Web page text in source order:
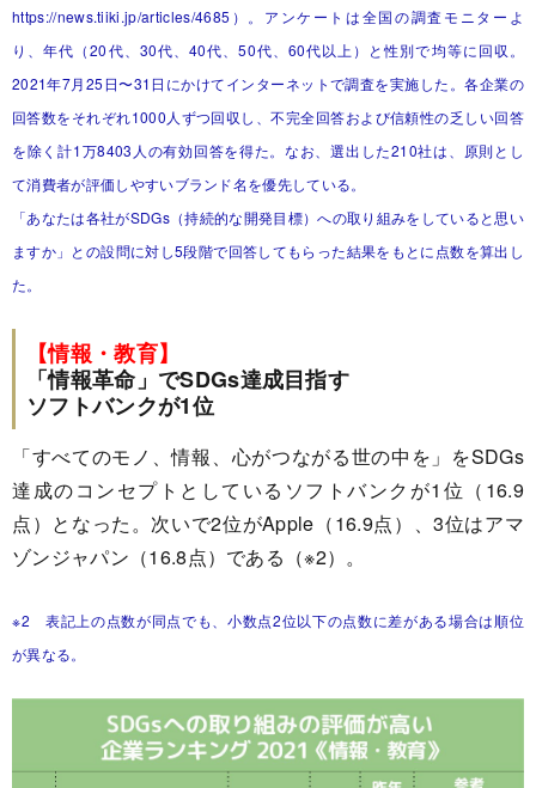
https://news.tiiki.jp/articles/4685）。アンケートは全国の調査モニターよ
り、年代（20代、30代、40代、50代、60代以上）と性別で均等に回収。
2021年7月25日〜31日にかけてインターネットで調査を実施した。各企業の
回答数をそれぞれ1000人ずつ回収し、不完全回答および信頼性の乏しい回答
を除く計1万8403人の有効回答を得た。なお、選出した210社は、原則とし
て消費者が評価しやすいブランド名を優先している。
「あなたは各社がSDGs（持続的な開発目標）への取り組みをしていると思い
ますか」との設問に対し5段階で回答してもらった結果をもとに点数を算出し
た。
【情報・教育】
「情報革命」でSDGs達成目指す
ソフトバンクが1位
「すべてのモノ、情報、心がつながる世の中を」をSDGs
達成のコンセプトとしているソフトバンクが1位（16.9
点）となった。次いで2位がApple（16.9点）、3位はアマ
ゾンジャパン（16.8点）である（※2）。
※2 表記上の点数が同点でも、小数点2位以下の点数に差がある場合は順位
が異なる。